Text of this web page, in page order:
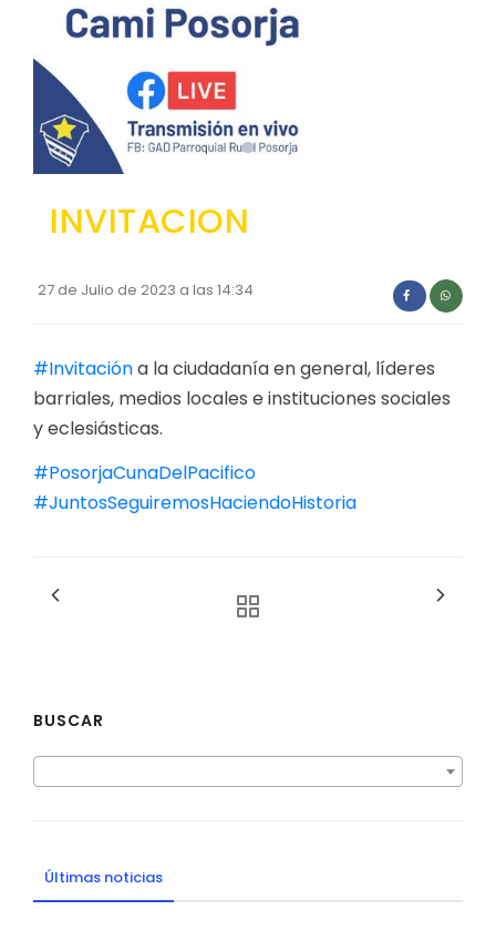
Convocatorias
GESTIÓN ADMINISTRATIVA
Plan de desarrollo y Ordenamiento Territorial -
Plan Anual Contratación - PAC
Convenios Institucionales
Procesos de contratación
Ejecución Presupuestaria
Obras y proyectos
INVITACION
27 de Julio de 2023 a las 14:34
#Invitacióna la ciudadanía en general, líderes
barriales, medios locales e instituciones sociales
y eclesiásticas.
#PosorjaCunaDelPacifico
#JuntosSeguiremosHaciendoHistoria
BUSCAR
Últimas noticias